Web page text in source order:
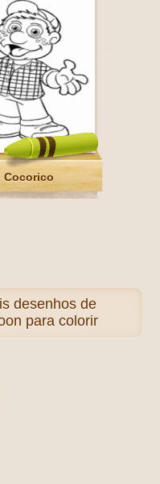
Cocorico
desenhos de
para colorir